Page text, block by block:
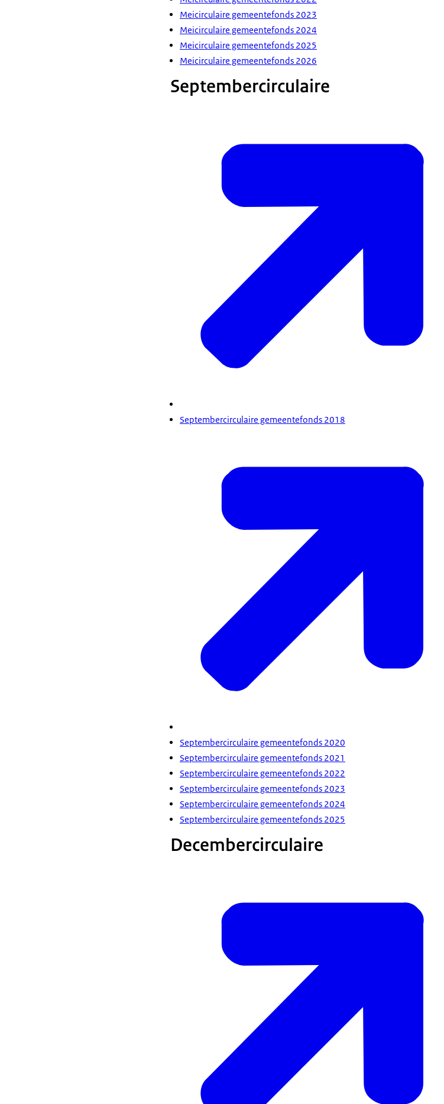
Meicirculaire gemeentefonds 2023
Meicirculaire gemeentefonds 2024
Meicirculaire gemeentefonds 2025
Meicirculaire gemeentefonds 2026
Septembercirculaire
Septembercirculaire gemeentefonds 2018
Septembercirculaire gemeentefonds 2020
Septembercirculaire gemeentefonds 2021
Septembercirculaire gemeentefonds 2022
Septembercirculaire gemeentefonds 2023
Septembercirculaire gemeentefonds 2024
Septembercirculaire gemeentefonds 2025
Decembercirculaire